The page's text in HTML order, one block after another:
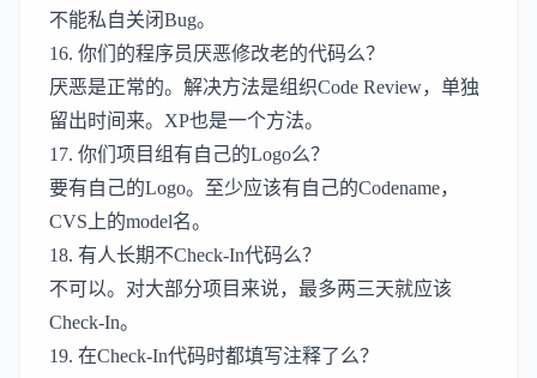
不能私自关闭Bug。
16. 你们的程序员厌恶修改老的代码么？
厌恶是正常的。解决方法是组织Code Review，单独
留出时间来。XP也是一个方法。
17. 你们项目组有自己的Logo么？
要有自己的Logo。至少应该有自己的Codename，
CVS上的model名。
18. 有人长期不Check-In代码么？
不可以。对大部分项目来说，最多两三天就应该
Check-In。
19. 在Check-In代码时都填写注释了么？